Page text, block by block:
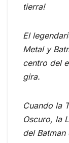
tierra!
El
Metal y
centro del
gira.
Cuando la
Oscuro, la
del Batman